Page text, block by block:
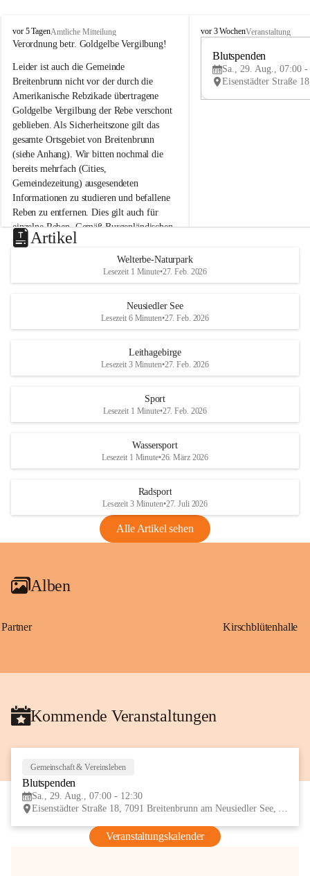
B
r
i
t
e
n
b
r
u
n
n
a
m
N
e
u
s
d
S
vor 5 TagenAmtliche Mitteilung
Verordnung betr. Goldgelbe Vergilbung!
Leider ist auch die Gemeinde
Breitenbrunn nicht vor der durch die
Amerikanische Rebzikade übertragene
Goldgelbe Vergilbung der Rebe verschont
geblieben. Als Sicherheitszone gilt das
gesamte Ortsgebiet von Breitenbrunn
(siehe Anhang). Wir bitten nochmal die
bereits mehrfach (Cities,
Gemeindezeitung) ausgesendeten
Informationen zu studieren und befallene
Reben zu entfernen. Dies gilt auch für
einzelne Reben. Gemäß Burgenländischen
Weinbaugesetz sind nicht gepflegte oder
unzulässige Weingärten zu roden! Bitte
helfen wir zusammen um unsere Winzer
vor den prognostizierten Ernteausfällen
und den daraus folgenden wirtschaftlichen
Maßnahmen zur Bekämpfung
Rebe und der Amerikanischen
Anhang VBl. EU Nr. 18
1 Seite•1,4 MB
VBl. EU Nr. 18_2026
B
e
u
e
d
r
S
vor 3 WochenVeranstaltung
Blutspenden
Sa., 29. Aug., 07:00 -
Artikel
Welterbe-Naturpark
Lesezeit 1 Minute•27. Feb. 2026
Neusiedler See
Lesezeit 6 Minuten•27. Feb. 2026
Leithagebirge
Lesezeit 3 Minuten•27. Feb. 2026
Sport
Lesezeit 1 Minute•27. Feb. 2026
Wassersport
Lesezeit 1 Minute•26. März 2026
Radsport
Lesezeit 3 Minuten•27. Juli 2026
Alle Artikel sehen
Alben
Partner Kirschblütenhalle
Kommende Veranstaltungen
Gemeinschaft & Vereinsleben
Blutspenden
Sa., 29. Aug., 07:00 - 12:30
Eisenstädter Straße 18, 7091 Breitenbrunn am Neusiedler See, AUT
Veranstaltungskalender